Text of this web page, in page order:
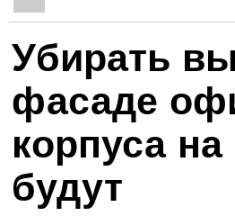
Убирать
фасаде
корпуса
будут